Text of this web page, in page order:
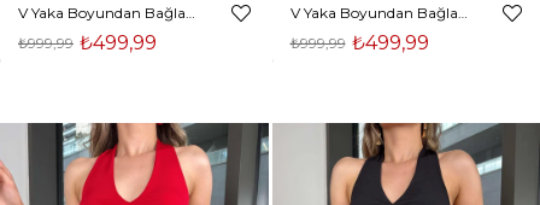
₺499,99
₺999,99 ₺499,99
₺999,99